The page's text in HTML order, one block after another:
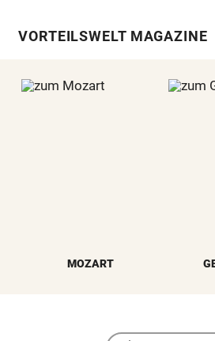
VORTEILSWELT MAGAZINE
MOZART